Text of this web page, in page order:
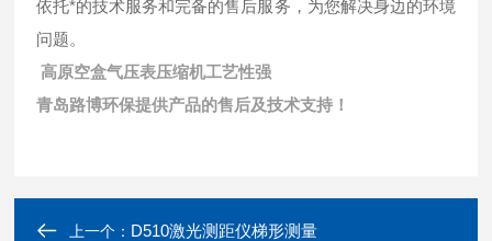
依托*的技术服务和完备的售后服务，为您解决身边的环境
问题。
高原空盒气压表压缩机工艺性强
青岛路博环保提供产品的售后及技术支持！
上一个： D510激光测距仪梯形测量